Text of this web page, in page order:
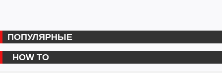
ПОПУЛЯРНЫЕ
HOW TO